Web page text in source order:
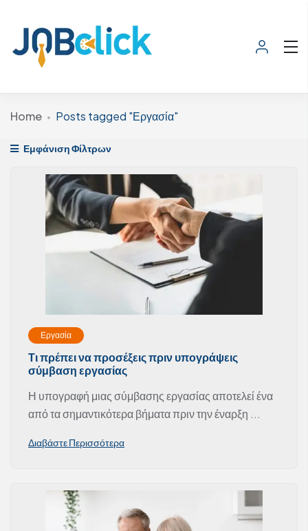
Home Posts tagged "Εργασία"
Εμφάνιση Φίλτρων
Εργασία
Τι πρέπει να προσέξεις πριν υπογράψεις
σύμβαση εργασίας
Η υπογραφή μιας σύμβασης εργασίας αποτελεί ένα
από τα σημαντικότερα βήματα πριν την έναρξη ...
Διαβάστε Περισσότερα